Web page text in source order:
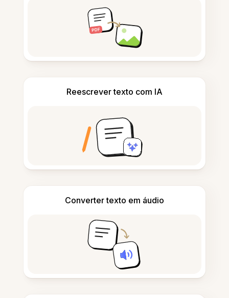
Reescrever texto com IA
Converter texto em áudio